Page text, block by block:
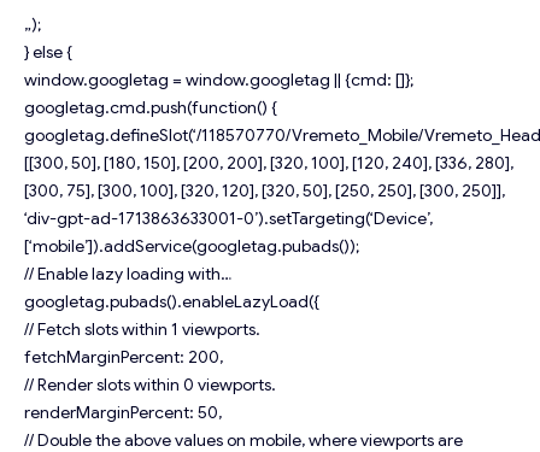
„);
} else {
window.googletag = window.googletag || {cmd: []};
googletag.cmd.push(function() {
googletag.defineSlot(‘/118570770/Vremeto_Mobile/
[[300, 50], [180, 150], [200, 200], [320, 100], [120, 240], [336, 280],
[300, 75], [300, 100], [320, 120], [320, 50], [250, 250], [300, 250]],
‘div-gpt-ad-1713863633001-0’).setTargeting(‘Device’,
[‘mobile’]).addService(googletag.pubads());
// Enable lazy loading with…
googletag.pubads().enableLazyLoad({
// Fetch slots within 1 viewports.
fetchMarginPercent: 200,
// Render slots within 0 viewports.
renderMarginPercent: 50,
// Double the above values on mobile, where viewports are